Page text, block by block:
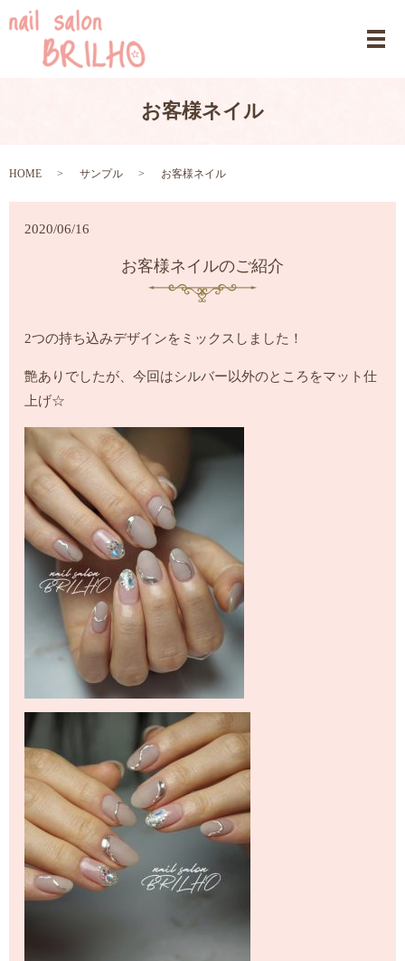
お客様ネイル
HOME サンプル お客様ネイル
2020/06/16
お客様ネイルのご紹介
2つの持ち込みデザインをミックスしました！
艶ありでしたが、今回はシルバー以外のところをマット仕
上げ☆